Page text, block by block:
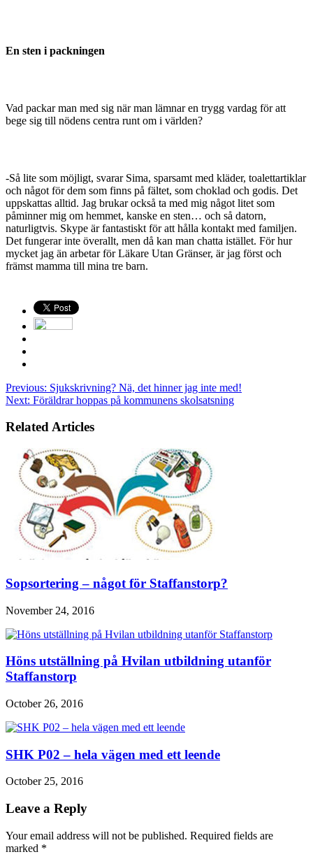
En sten i packningen
Vad packar man med sig när man lämnar en trygg vardag för att
bege sig till nödens centra runt om i världen?
-Så lite som möjligt, svarar Sima, sparsamt med kläder, toalettartiklar
och något för dem som finns på fältet, som choklad och godis. Det
uppskattas alltid. Jag brukar också ta med mig något litet som
påminner mig om hemmet, kanske en sten… och så datorn,
naturligtvis. Skype är fantastiskt för att hålla kontakt med familjen.
Det fung­erar inte överallt, men då kan man chatta istället. För hur
mycket jag än arbetar för Läkare Utan Gränser, är jag först och
främst mamma till mina tre barn.
Previous: Sjukskrivning? Nä, det hinner jag inte med!
Next: Föräldrar hoppas på kommunens skolsatsning
Related Articles
Sopsortering – något för Staffanstorp?
November 24, 2016
Höns utställning på Hvilan utbildning utanför
Staffanstorp
October 26, 2016
SHK P02 – hela vägen med ett leende
October 25, 2016
Leave a Reply
Your email address will not be published. Required fields are
marked *